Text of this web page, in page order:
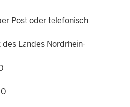
Post oder telefonisch
Landes Nordrhein-